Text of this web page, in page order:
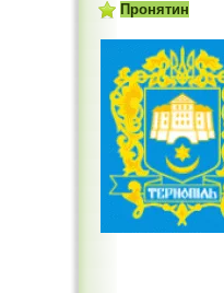
Пронятин